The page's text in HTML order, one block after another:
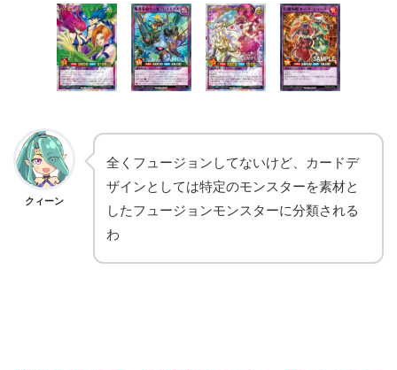
クィーン
全くフュージョンしてないけど、カードデ
ザインとしては特定のモンスターを素材と
したフュージョンモンスターに分類される
わ